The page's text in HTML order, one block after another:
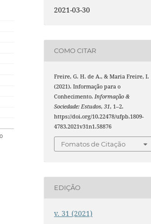
2021-03-30
COMO CITAR
Freire, G. H. de A., & Maria Freire, I.
(2021). Informação para o
Conhecimento.Informação &
Sociedade: Estudos,31, 1–2.
https://doi.org/10.22478/ufpb.1809-
4783.2021v31n1.58876
Fomatos de Citação
EDIÇÃO
v. 31 (2021)